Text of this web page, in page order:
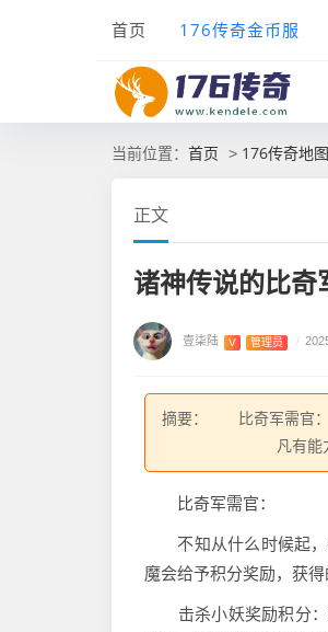
首页 176传奇金币服
当前位置： 首页 > 176传奇地
正文
诸神传说的比奇
壹柒陆 V 管理员 /
摘要： 比奇军需官：
凡有
比奇军需官：
不知从什么时候起，
魔会给予积分奖励，获
击杀小妖奖励积分：1